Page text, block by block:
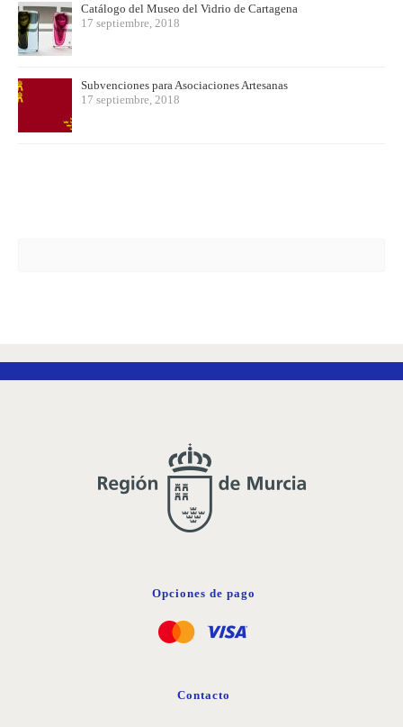
Catálogo del Museo del Vidrio de Cartagena
17 septiembre, 2018
Subvenciones para Asociaciones Artesanas
17 septiembre, 2018
Opciones de pago
Contacto